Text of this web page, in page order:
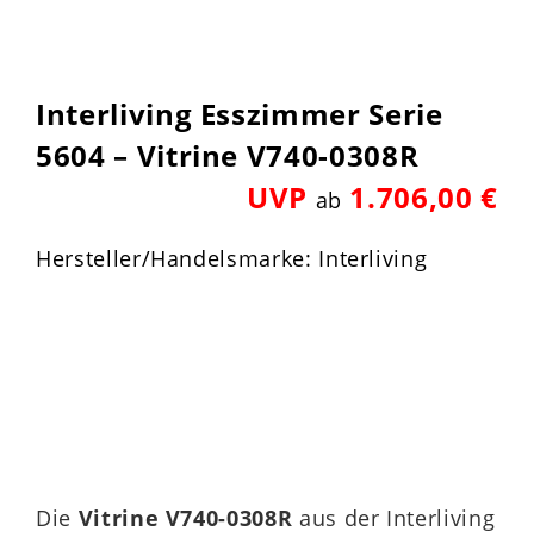
Interliving Esszimmer Serie
5604 – Vitrine V740-0308R
UVP ab 1.706,00 €
Hersteller/Handelsmarke: Interliving
Die Vitrine V740-0308R aus der Interliving